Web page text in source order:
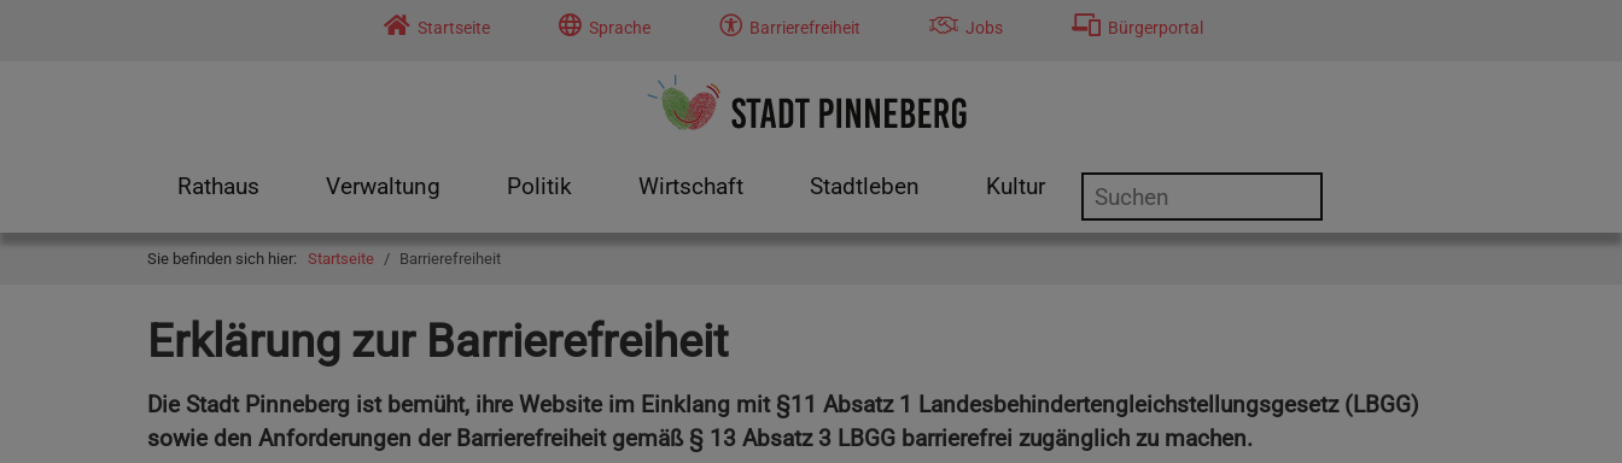
Startseite Sprache Barrierefreiheit Jobs Bürgerportal
Rathaus
Submenu for "Rathaus"
Verwaltung
Submenu for "Verwaltung"
Politik
Submenu for "Politik"
Wirtschaft
Submenu for "Wirtschaft"
Stadtleben
Submenu for "Stadtleben"
Kultur
Submenu for "Kultur"
You are here:
Sie befinden sich hier: Startseite Barrierefreiheit
Erklärung zur Barrierefreiheit
Die Stadt Pinneberg ist bemüht, ihre Website im Einklang mit §11 Absatz 1 Landesbehindertengleichstellungsgesetz (LBGG)
sowie den Anforderungen der Barrierefreiheit gemäß § 13 Absatz 3 LBGG barrierefrei zugänglich zu machen.